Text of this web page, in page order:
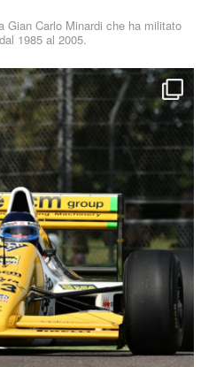
Gian Carlo Minardi che ha militato
1985 al 2005.